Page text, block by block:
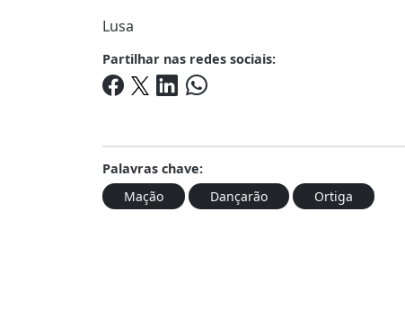
Lusa
Partilhar nas redes sociais:
Palavras chave:
Mação
Dançarão Ortiga